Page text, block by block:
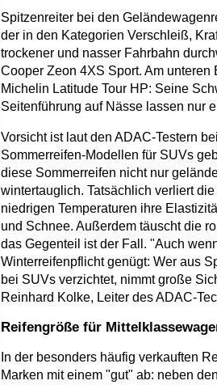
Spitzenreiter bei den
der in den Kategorien Verschleiß,
trockener und nasser Fahrbahn
Cooper Zeon 4XS Sport. Am
Michelin Latitude Tour HP: Seine
Seitenführung auf Nässe lassen nur
Vorsicht ist laut den ADAC-Testern
Sommerreifen-Modellen für SUVs
diese Sommerreifen nicht nur
wintertauglich. Tatsächlich verliert
niedrigen Temperaturen ihre
und Schnee. Außerdem täuscht die
das Gegenteil ist der Fall. "Auch
Winterreifenpflicht genügt: Wer aus
bei SUVs verzichtet, nimmt große
Reinhard Kolke, Leiter des ADAC-
Reifengröße für
In der besonders häufig verkauften
Marken mit einem "gut" ab: neben